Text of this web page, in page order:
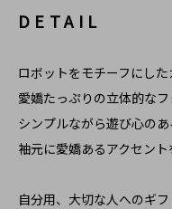
DETAIL
ロボットをモチーフにした
愛嬌たっぷりの立体的な
シンプルながら遊び心のあ
袖元に愛嬌あるアクセント
自分用、大切な人へのギ